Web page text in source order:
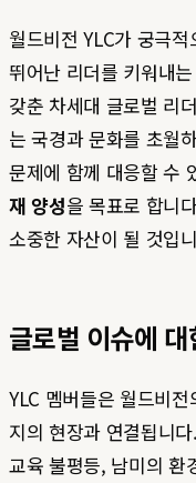
월드비전 YLC가 궁극
뛰어난 리더를 키워내
갖춘 차세대 글로벌 리
는 국경과 문화를 초월
문제에 함께 대응할 수
재 양성을 목표로 합니
소중한 자산이 될 것입
글로벌 이슈에
YLC 멤버들은 월드비
지의 현장과 연결됩니
교육 불평등, 남미의 환